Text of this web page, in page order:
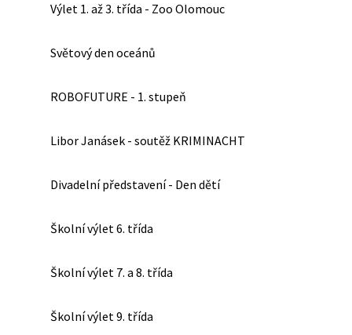
Výlet 1. až 3. třída - Zoo Olomouc
Světový den oceánů
ROBOFUTURE - 1. stupeň
Libor Janásek - soutěž KRIMINACHT
Divadelní představení - Den dětí
Školní výlet 6. třída
Školní výlet 7. a 8. třída
Školní výlet 9. třída